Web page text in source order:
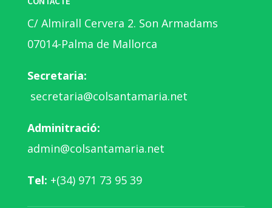
C/ Almirall Cervera 2. Son Armadams
07014-Palma de Mallorca
Secretaria:
secretaria@colsantamaria.net
Adminitració:
admin@colsantamaria.net
Tel: +(34) 971 73 95 39